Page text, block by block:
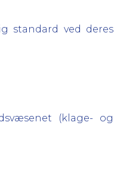
standard ved deres
(klage- og